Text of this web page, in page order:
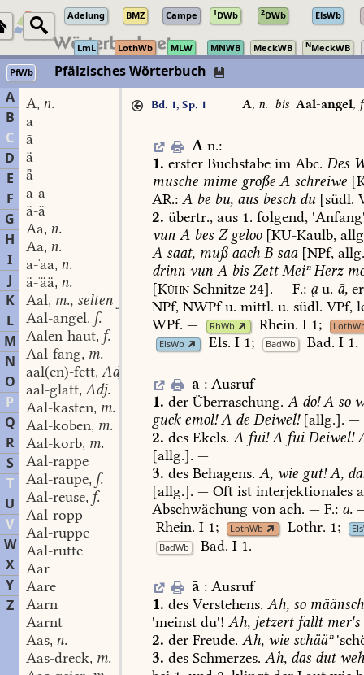
Adelung BMZ Campe 1DWb 2DWb ElsWb
LmL LothWb MLW MNWB MeckWB NMeckWB
PfWb
Pfälzisches Wörterbuch
A
B
C
D
E
F
G
H
I
J
K
L
M
N
O
P
Q
R
S
T
U
V
W
X
Y
Z
A, n.
a
ā
ä
ǟ
a-a
ä-ä
Aa, n.
Aa, n.
a-ˈaa, n.
ä-ˈää, n.
Aal, m., selten f.
Aal-angel, f.
Aalen-haut, f.
Aal-fang, m.
aal(en)-fett, Adj.
aal-glatt, Adj.
Aal-kasten, m.
Aal-koben, m.
Aal-korb, m.
Aal-rappe
Aal-raupe, f.
Aal-reuse, f.
Aal-ropp
Aal-ruppe
Aal-rutte
Aar
Aare
Aarn
Aarnt
Aas, n.
Aas-dreck, m.
Bd. 1, Sp. 1 A, n. bis Aal-angel,
A n.:
1. erster Buchstabe im Abc. Des
musche mime große A schreiwe
AR.: A be bu, aus besch du [südl.
2. übertr., aus 1. folgend,
vun A bes Zgeloo[KU-Kaulb,
A saat, mußaach B saa[NPf,
drinn vun A bis ZettMeiⁿHerz
[Kühn Schnitze 24]. — F.: u. ā,
NPf, NWPfu. mittl. u. südl. VPf,
WPf. — RhWb Rhein. I 1;
ElsWb
Els. I 1; BadWb Bad. I1.
a :Ausruf
1. der Überraschung. A do!A so
guckemol!A de Deiwel![allg.]. —
2. des Ekels. A fui!A fuiDeiwel!
[allg.]. —
3. des Behagens. A, wie gut!A,
[allg.]. — Oft ist interjektionales a
Abschwächung von ach. — F.: a.
Rhein. I 1; LothWb Lothr. 1;
BadWb
Bad. I1.
ā :Ausruf
1. des Verstehens. Ah, so
'meinst du'! Ah, jetzertfalltmer's
2. der Freude. Ah, wie schääⁿ
3. des Schmerzes. Ah, das dut